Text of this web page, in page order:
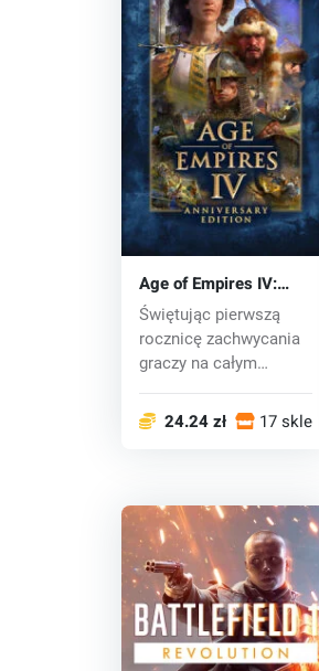
Age of Empires IV:
Anniversary Edition
(PC) key
Świętując pierwszą
rocznicę zachwycania
graczy na całym
24.24 zł 17 sklepy